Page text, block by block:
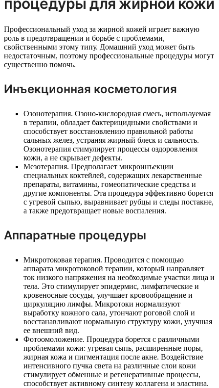
Профессиональный уход за жирной кожей играет важную
роль в предотвращении и борьбе с проблемами,
свойственными этому типу. Домашний уход может быть
недостаточным, поэтому профессиональные процедуры могут
существенно помочь.
Инъекционная косметология
Озонотерапия. Озоно-кислородная смесь, используемая
в терапии, обладает бактерицидными свойствами и
способствует восстановлению правильной работы
сальных желез, устраняя жирный блеск и сальность.
Озонотерапия стимулирует процессы оздоровления
кожи, а не скрывает дефекты.
Мезотерапия. Предполагает микроинъекции
специальных коктейлей, содержащих лекарственные
препараты, витамины, гомеопатические средства и
другие компоненты. Эта процедура эффективно борется
с угревой сыпью, выравнивает рубцы и следы постакне,
а также предотвращает новые воспаления.
Аппаратные процедуры
Микротоковая терапия. Проводится с помощью
аппарата микротоковой терапии, который направляет
ток низкого напряжения на необходимые участки лица и
тела. Это стимулирует эпидермис, лимфатические и
кровеносные сосуды, улучшает кровообращение и
циркуляцию лимфы. Микротоки нормализуют
выработку кожного сала, утончают роговой слой и
восстанавливают нормальную структуру кожи, улучшая
ее внешний вид.
Фотоомоложение. Процедура борется с различными
проблемами кожи: угревая сыпь, расширенные поры,
жирная кожа и пигментация после акне. Воздействие
интенсивного пучка света на различные слои кожи
стимулирует обменные и регенеративные процессы,
способствует активному синтезу коллагена и эластина.